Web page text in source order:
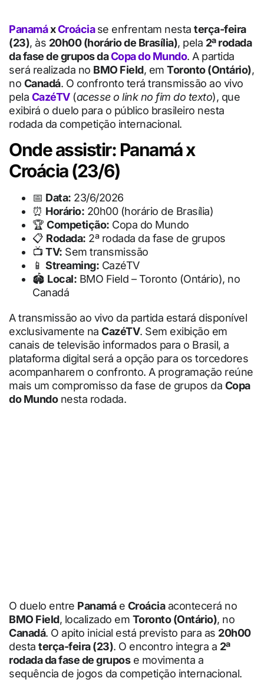
PanamáxCroáciase enfrentam nesta terça-feira
(23), às 20h00 (horário de Brasília), pela 2ª rodada
da fase de grupos daCopa do Mundo. A partida
será realizada no BMO Field, em Toronto (Ontário),
no Canadá. O confronto terá transmissão ao vivo
pela CazéTV(acesse o link no fim do texto), que
exibirá o duelo para o público brasileiro nesta
rodada da competição internacional.
Onde assistir: Panamá x
Croácia (23/6)
📅 Data: 23/6/2026
⏰ Horário: 20h00 (horário de Brasília)
🏆 Competição: Copa do Mundo
📋 Rodada: 2ª rodada da fase de grupos
📺 TV: Sem transmissão
📱 Streaming: CazéTV
🏟 Local: BMO Field – Toronto (Ontário), no
Canadá
A transmissão ao vivo da partida estará disponível
exclusivamente na CazéTV. Sem exibição em
canais de televisão informados para o Brasil, a
plataforma digital será a opção para os torcedores
acompanharem o confronto. A programação reúne
mais um compromisso da fase de grupos da Copa
do Mundonesta rodada.
O duelo entre Panamáe Croáciaacontecerá no
BMO Field, localizado em Toronto (Ontário), no
Canadá. O apito inicial está previsto para as 20h00
desta terça-feira (23). O encontro integra a 2ª
rodada da fase de grupose movimenta a
sequência de jogos da competição internacional.